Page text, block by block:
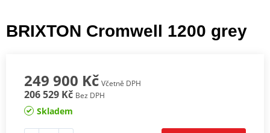
BRIXTON Cromwell 1200 grey
249 900 Kč Včetně DPH
206 529 Kč Bez DPH
Skladem